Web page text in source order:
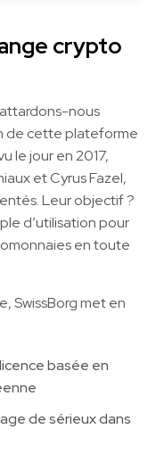
crypto
nous
de cette plateforme
le jour en 2017,
et Cyrus Fazel,
Leur objectif ?
d’utilisation pour
en toute
SwissBorg met en
basée en
de sérieux dans